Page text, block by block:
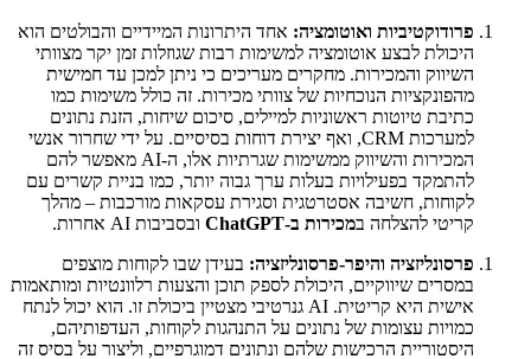
פרודוקטיביות ואוטומציה: אחד היתרונות המיידיים והבולטים הוא
היכולת לבצע אוטומציה למשימות רבות שגוזלות זמן יקר מצוותי
השיווק והמכירות. מחקרים מעריכים כי ניתן למכן עד חמישית
מהפונקציות הנוכחיות של צוותי מכירות. זה כולל משימות כמו
כתיבת טיוטות ראשוניות למיילים, סיכום שיחות, הזנת נתונים
למערכות CRM, ואף יצירת דוחות בסיסיים. על ידי שחרור אנשי
המכירות והשיווק ממשימות שגרתיות אלו, ה-AI מאפשר להם
להתמקד בפעילויות בעלות ערך גבוה יותר, כמו בניית קשרים עם
לקוחות, חשיבה אסטרטגית וסגירת עסקאות מורכבות – מהלך
קריטי להצלחה במכירות ב-ChatGPT
ובסביבות AI אחרות.
פרסונליזציה והיפר-פרסונליזציה: בעידן שבו לקוחות מוצפים
במסרים שיווקיים, היכולת לספק תוכן והצעות רלוונטיות ומותאמות
אישית היא קריטית. AI גנרטיבי מצטיין ביכולת זו. הוא יכול לנתח
כמויות עצומות של נתונים על התנהגות לקוחות, העדפותיהם,
היסטוריית הרכישות שלהם ונתונים דמוגרפיים, וליצור על בסיס זה